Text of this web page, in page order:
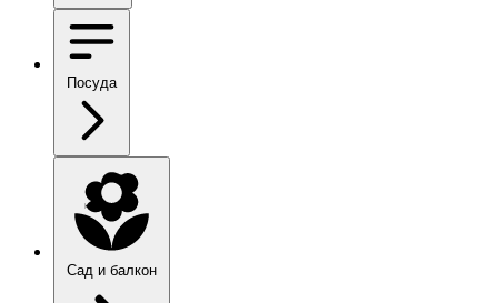
Посуда
Сад и балкон